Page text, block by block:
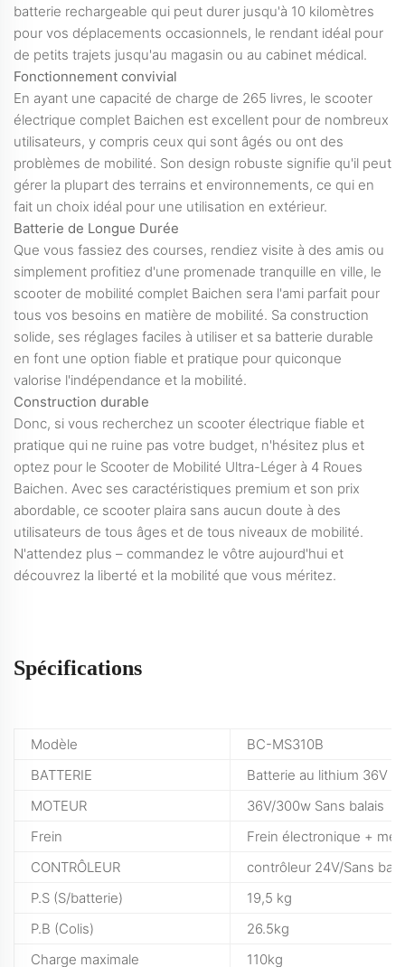
batterie rechargeable qui peut durer jusqu'à 10 kilomètres
pour vos déplacements occasionnels, le rendant idéal pour
de petits trajets jusqu'au magasin ou au cabinet médical.
Fonctionnement convivial
En ayant une capacité de charge de 265 livres, le scooter
électrique complet Baichen est excellent pour de nombreux
utilisateurs, y compris ceux qui sont âgés ou ont des
problèmes de mobilité. Son design robuste signifie qu'il peut
gérer la plupart des terrains et environnements, ce qui en
fait un choix idéal pour une utilisation en extérieur.
Batterie de Longue Durée
Que vous fassiez des courses, rendiez visite à des amis ou
simplement profitiez d'une promenade tranquille en ville, le
scooter de mobilité complet Baichen sera l'ami parfait pour
tous vos besoins en matière de mobilité. Sa construction
solide, ses réglages faciles à utiliser et sa batterie durable
en font une option fiable et pratique pour quiconque
valorise l'indépendance et la mobilité.
Construction durable
Donc, si vous recherchez un scooter électrique fiable et
pratique qui ne ruine pas votre budget, n'hésitez plus et
optez pour le Scooter de Mobilité Ultra-Léger à 4 Roues
Baichen. Avec ses caractéristiques premium et son prix
abordable, ce scooter plaira sans aucun doute à des
utilisateurs de tous âges et de tous niveaux de mobilité.
N'attendez plus – commandez le vôtre aujourd'hui et
découvrez la liberté et la mobilité que vous méritez.
Spécifications
Modèle
BC-MS310B
BATTERIE
Batterie au lithium 36V
MOTEUR
36V/300w Sans balais
Frein
Frein électronique +
CONTRÔLEUR
contrôleur 24V/Sans
P.S (S/batterie)
19,5 kg
P.B (Colis)
26.5kg
Charge maximale
110kg